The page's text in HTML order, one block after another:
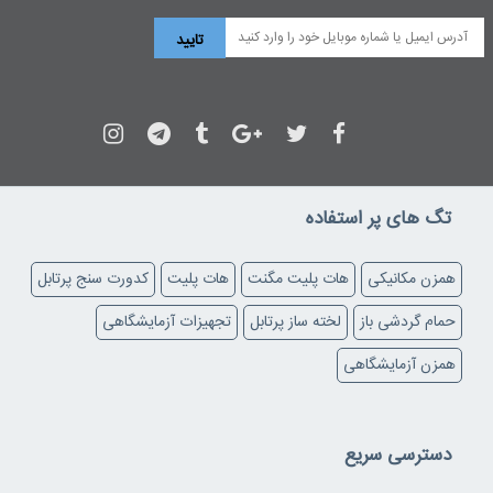
تگ های پر استفاده
همزن مکانیکی هات پلیت مگنت هات پلیت
کدورت سنج پرتابل
حمام گردشی باز
لخته ساز پرتابل
تجهیزات آزمایشگاهی
همزن آزمایشگاهی
دسترسی سریع